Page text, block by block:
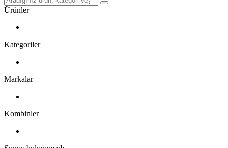
Ürünler
Kategoriler
Markalar
Kombinler